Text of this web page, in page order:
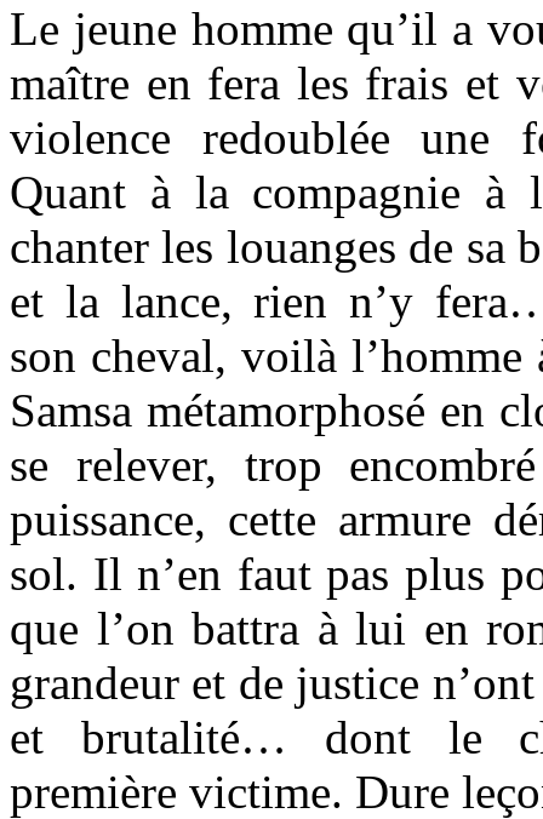
Le jeune homme qu’il a
maître en fera les frais et
violence redoublée une
Quant à la compagnie à
chanter les louanges de sa
et la lance, rien n’y
son cheval, voilà
Samsa métamorphosé en
se relever, trop
puissance, cette armure
sol. Il n’en faut pas plus
que l’on battra à lui en
grandeur et de justice
et brutalité… dont le
première victime. Dure